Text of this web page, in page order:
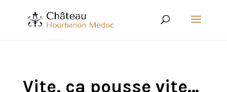
Vite, ca pousse vite…